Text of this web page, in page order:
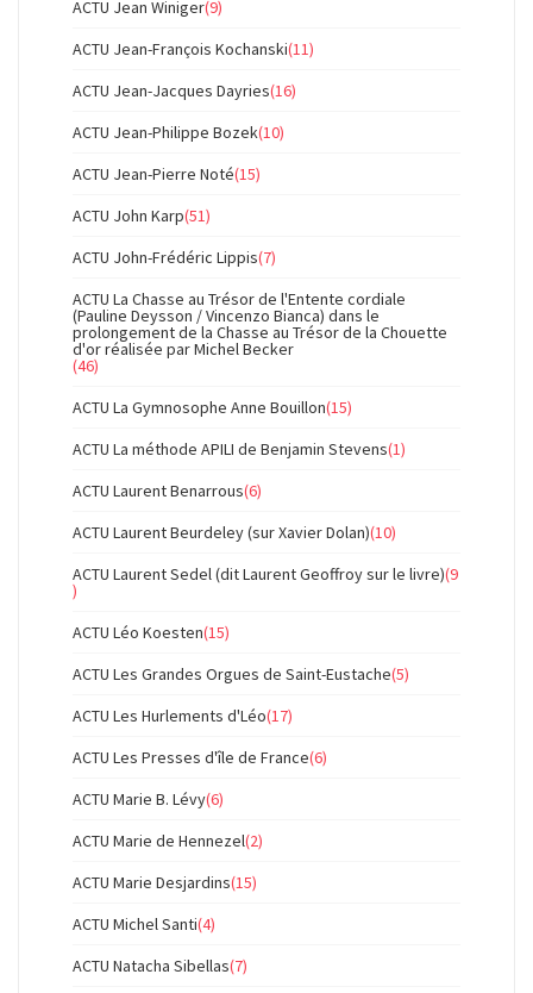
ACTU Jean Winiger(9)
ACTU Jean-François Kochanski(11)
ACTU Jean-Jacques Dayries(16)
ACTU Jean-Philippe Bozek(10)
ACTU Jean-Pierre Noté(15)
ACTU John Karp(51)
ACTU John-Frédéric Lippis(7)
ACTU La Chasse au Trésor de l'Entente cordiale
(Pauline Deysson / Vincenzo Bianca) dans le
prolongement de la Chasse au Trésor de la Chouette
d'or réalisée par Michel Becker
(46)
ACTU La Gymnosophe Anne Bouillon(15)
ACTU La méthode APILI de Benjamin Stevens(1)
ACTU Laurent Benarrous(6)
ACTU Laurent Beurdeley (sur Xavier Dolan)(10)
ACTU Laurent Sedel (dit Laurent Geoffroy sur le livre)(9
)
ACTU Léo Koesten(15)
ACTU Les Grandes Orgues de Saint-Eustache(5)
ACTU Les Hurlements d'Léo(17)
ACTU Les Presses d'île de France(6)
ACTU Marie B. Lévy(6)
ACTU Marie de Hennezel(2)
ACTU Marie Desjardins(15)
ACTU Michel Santi(4)
ACTU Natacha Sibellas(7)